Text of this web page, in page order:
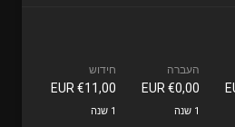
העברה
€0,00 EUR
1 שנה
חידוש
€11,00 EUR
1 שנה